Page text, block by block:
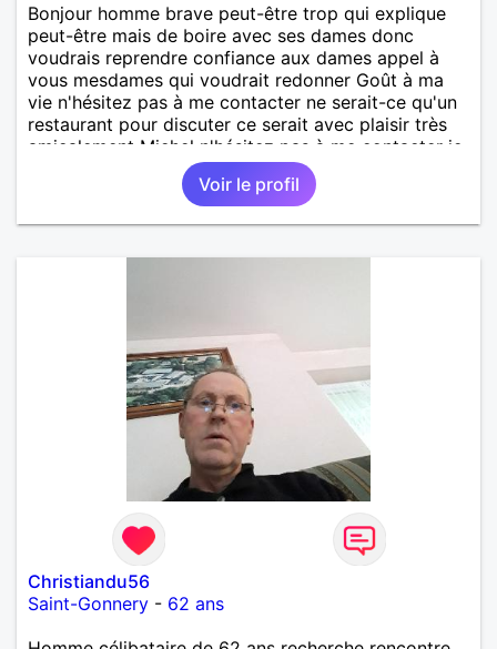
Bonjour homme brave peut-être trop qui explique
peut-être mais de boire avec ses dames donc
voudrais reprendre confiance aux dames appel à
vous mesdames qui voudrait redonner Goût à ma
vie n'hésitez pas à me contacter ne serait-ce qu'un
restaurant pour discuter ce serait avec plaisir très
amicalement Michel n'hésitez pas à me contacter je
vous attends désespérément bisous à celles qui
voudrait bien essayerVoir le profil
Christiandu56
Saint-Gonnery - 62 ans